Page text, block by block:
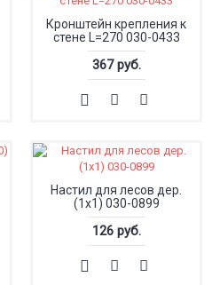
Кронштейн крепления к
стене L=270 030-0433
367 руб.
Настил для лесов дер.
(1х1) 030-0899
126 руб.